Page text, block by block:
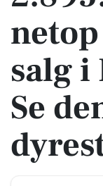
salg i
Se